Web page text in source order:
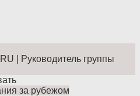
| Руководитель группы
за рубежом